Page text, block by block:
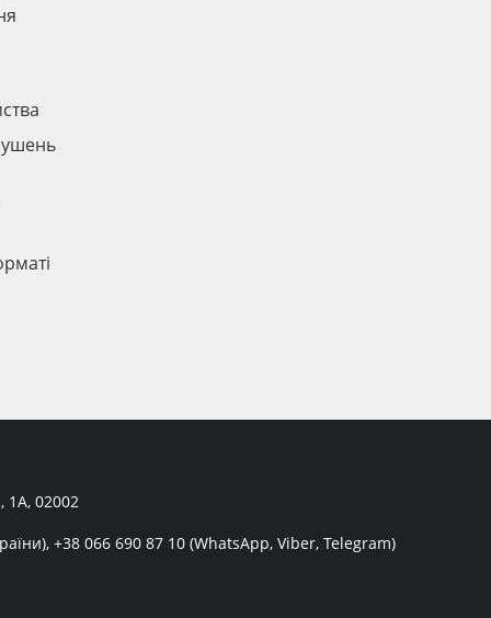
1А, 02002
+38 066 690 87 10 (WhatsApp, Viber, Telegram)